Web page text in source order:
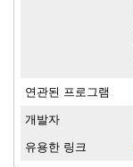
연관된 프로그램
개발자
유용한 링크